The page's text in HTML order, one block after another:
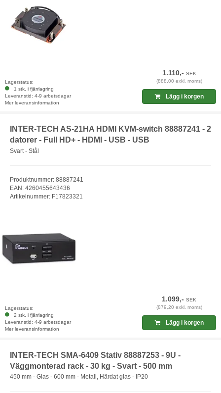
Lagerstatus:
1 stk. i fjärrlagring
Leveranstid: 4-9 arbetsdagar
Mer leveransinformation
1.110,- SEK
(888,00 exkl. moms)
Lägg i korgen
INTER-TECH AS-21HA HDMI KVM-switch 88887241 - 2
datorer - Full HD+ - HDMI - USB - USB
Svart - Stål
Produktnummer: 88887241
EAN: 4260455643436
Artikelnummer: F17823321
Lagerstatus:
2 stk. i fjärrlagring
Leveranstid: 4-9 arbetsdagar
Mer leveransinformation
1.099,-SEK
(879,20 exkl. moms)
Lägg i korgen
INTER-TECH SMA-6409 Stativ 88887253 - 9U -
Väggmonterad rack - 30 kg - Svart - 500 mm
450 mm - Glas - 600 mm - Metall, Härdat glas - IP20